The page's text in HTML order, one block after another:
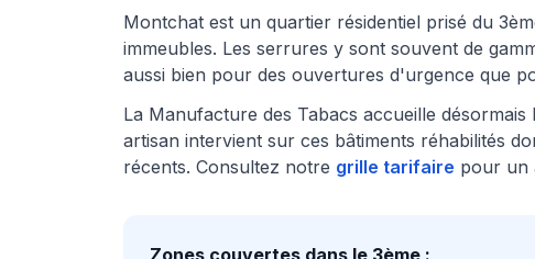
Montchat est un quartier résidentiel prisé du
immeubles. Les serrures y sont souvent de
aussi bien pour des ouvertures d'urgence que
La Manufacture des Tabacs accueille
artisan intervient sur ces bâtiments réhabilités
récents. Consultez notre grille tarifaire pour un
Zones couvertes dans le 3ème :